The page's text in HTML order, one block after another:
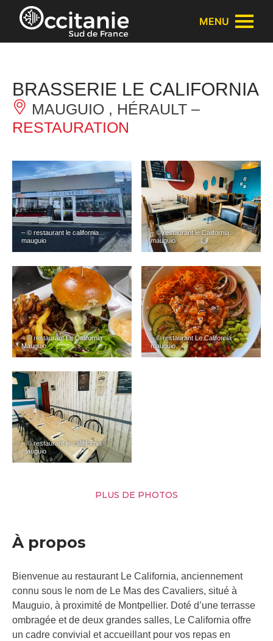
Panneau de gestion des cookies
MENU
BRASSERIE LE CALIFORNIA
MAUGUIO , HÉRAULT –
RESTAURATION
– © restaurant le california
mauguio
– © restaurant le California
mauguio
– © restaurant Le California
Mauguio
– © restaurant Le California
mauguio
– © restaurant le calififornia
mauguio
PLUS DE PHOTOS
À propos
Bienvenue au restaurant Le California, anciennement
connu sous le nom de Le Mas des Cavaliers, situé à
Mauguio, à proximité de Montpellier. Doté d’une terrasse
ombragée et de deux grandes salles, Le California offre
un cadre convivial et accueillant pour vos repas en